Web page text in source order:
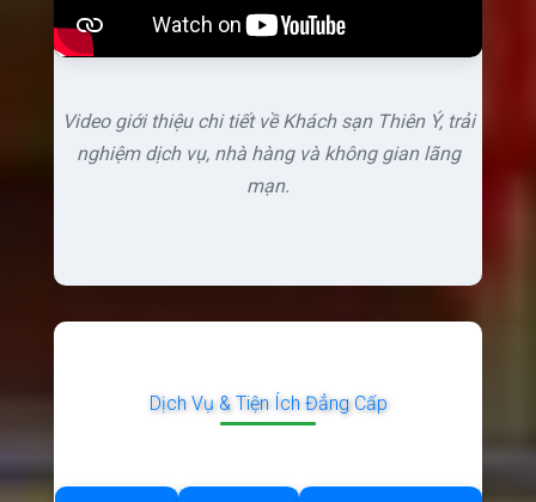
Video giới thiệu chi tiết về Khách sạn Thiên Ý, trải
nghiệm dịch vụ, nhà hàng và không gian lãng
mạn.
Dịch Vụ & Tiện Ích Đẳng Cấp